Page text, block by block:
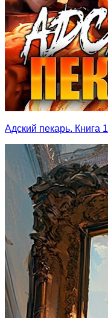
Адский пекарь. Книга 1